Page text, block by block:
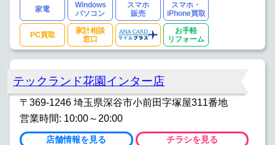
家電
Windows
パソコン
スマホ
販売
スマホ・
iPhone買取
PC買取
家計相談
窓口
お手軽
リフォーム
テックランド花園インター店
〒369-1246 埼玉県深谷市小前田字塚屋311番地
営業時間: 10:00～20:00
店舗情報を見る チラシを見る